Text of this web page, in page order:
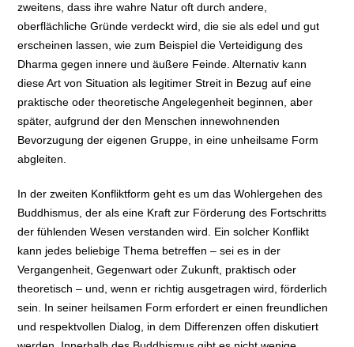
zweitens, dass ihre wahre Natur oft durch andere,
oberflächliche Gründe verdeckt wird, die sie als edel und gut
erscheinen lassen, wie zum Beispiel die Verteidigung des
Dharma gegen innere und äußere Feinde. Alternativ kann
diese Art von Situation als legitimer Streit in Bezug auf eine
praktische oder theoretische Angelegenheit beginnen, aber
später, aufgrund der den Menschen innewohnenden
Bevorzugung der eigenen Gruppe, in eine unheilsame Form
abgleiten.
In der zweiten Konfliktform geht es um das Wohlergehen des
Buddhismus, der als eine Kraft zur Förderung des Fortschritts
der fühlenden Wesen verstanden wird. Ein solcher Konflikt
kann jedes beliebige Thema betreffen – sei es in der
Vergangenheit, Gegenwart oder Zukunft, praktisch oder
theoretisch – und, wenn er richtig ausgetragen wird, förderlich
sein. In seiner heilsamen Form erfordert er einen freundlichen
und respektvollen Dialog, in dem Differenzen offen diskutiert